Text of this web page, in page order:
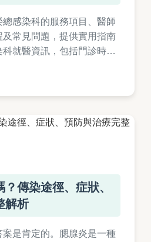
感染科的服務項目、醫師
及常見問題，提供實用指南
就醫資訊，包括門診時
傳染途徑、症狀、
解析
案是肯定的。腮腺炎是一種